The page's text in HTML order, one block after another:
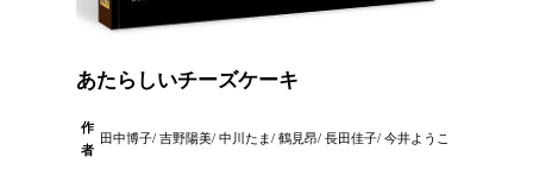
あたらしいチーズケーキ
作
者
田中博子/ 吉野陽美/ 中川たま/ 鶴見昂/ 長田佳子/ 今井ようこ